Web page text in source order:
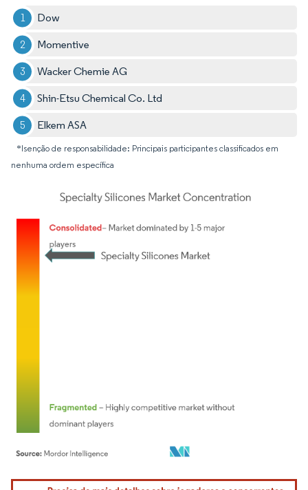
Dow
Momentive
Wacker Chemie AG
Shin-Etsu Chemical Co. Ltd
Elkem ASA
*Isenção de responsabilidade: Principais participantes classificados em
nenhuma ordem específica
Imagem © Mordor Intelligence. O reuso requer atribuição conforme CC BY 4.0.